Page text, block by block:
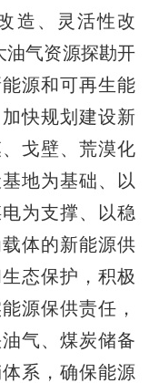
造、灵活性改
油气资源探勘开
源和可再生能
快规划建设新
戈壁、荒漠化
地为基础、以
为支撑、以稳
体的新能源供
态保护，积极
源保供责任，
气、煤炭储备
系，确保能源